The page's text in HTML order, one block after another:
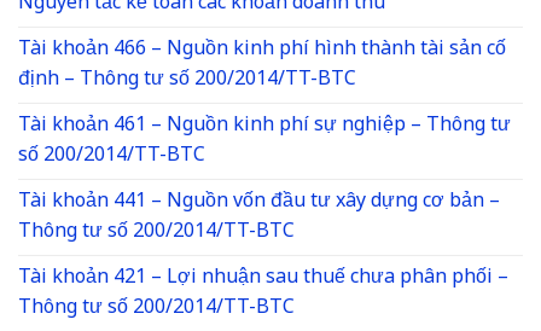
Tài khoản 466 – Nguồn kinh phí hình thành tài sản cố
định – Thông tư số 200/2014/TT-BTC
Tài khoản 461 – Nguồn kinh phí sự nghiệp – Thông tư
số 200/2014/TT-BTC
Tài khoản 441 – Nguồn vốn đầu tư xây dựng cơ bản –
Thông tư số 200/2014/TT-BTC
Tài khoản 421 – Lợi nhuận sau thuế chưa phân phối –
Thông tư số 200/2014/TT-BTC